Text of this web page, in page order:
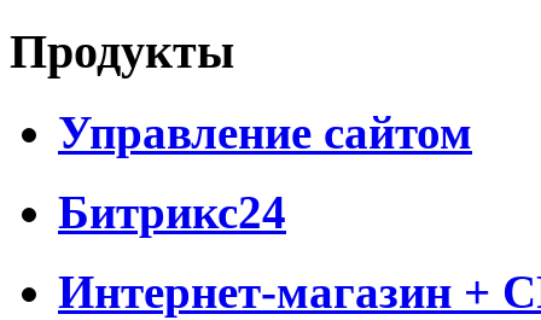
Продукты
Управление сайтом
Битрикс24
Интернет-магазин +